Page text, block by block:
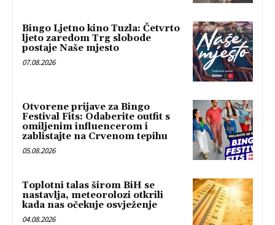
Bingo Ljetno kino Tuzla: Četvrto
ljeto zaredom Trg slobode
postaje Naše mjesto
07.08.2026
Otvorene prijave za Bingo
Festival Fits: Odaberite outfit s
omiljenim influencerom i
zablistajte na Crvenom tepihu
05.08.2026
Toplotni talas širom BiH se
nastavlja, meteorolozi otkrili
kada nas očekuje osvježenje
04.08.2026